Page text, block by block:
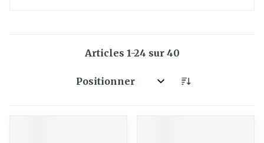
Articles 1-24 sur 40
Trier par: